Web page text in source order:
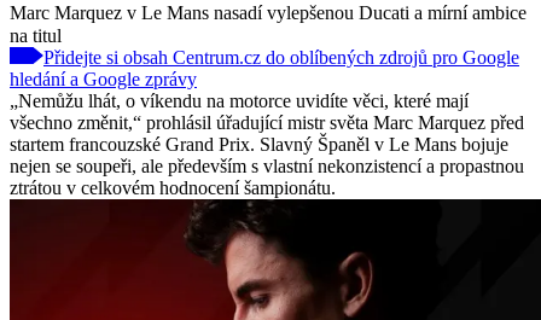
Marc Marquez v Le Mans nasadí vylepšenou Ducati a mírní ambice
na titul
Přidejte si obsah Centrum.cz do oblíbených zdrojů pro Google
hledání a Google zprávy
„Nemůžu lhát, o víkendu na motorce uvidíte věci, které mají
všechno změnit,“ prohlásil úřadující mistr světa Marc Marquez před
startem francouzské Grand Prix. Slavný Španěl v Le Mans bojuje
nejen se soupeři, ale především s vlastní nekonzistencí a propastnou
ztrátou v celkovém hodnocení šampionátu.